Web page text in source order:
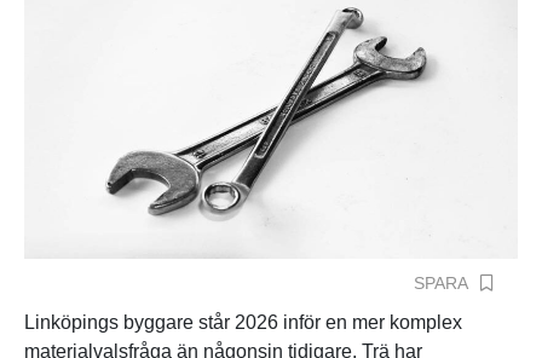
SPARA
Linköpings byggare står 2026 inför en mer komplex
materialvalsfråga än någonsin tidigare. Trä har